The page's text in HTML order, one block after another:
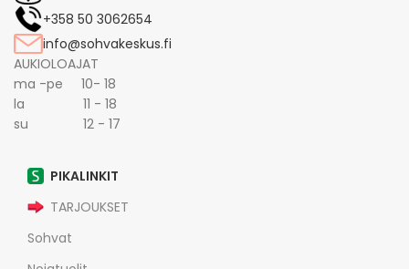
+358 50 3062654
info@sohvakeskus.fi
AUKIOLOAJAT
ma -pe 10- 18
la 11 - 18
su 12 - 17
PIKALINKIT
TARJOUKSET
Sohvat